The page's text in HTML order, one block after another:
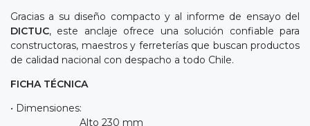
Gracias a su diseño compacto y al informe de ensayo del
DICTUC, este anclaje ofrece una solución confiable para
constructoras, maestros y ferreterías que buscan productos
de calidad nacional con despacho a todo Chile.
FICHA TÉCNICA
• Dimensiones:
Alto 230 mm